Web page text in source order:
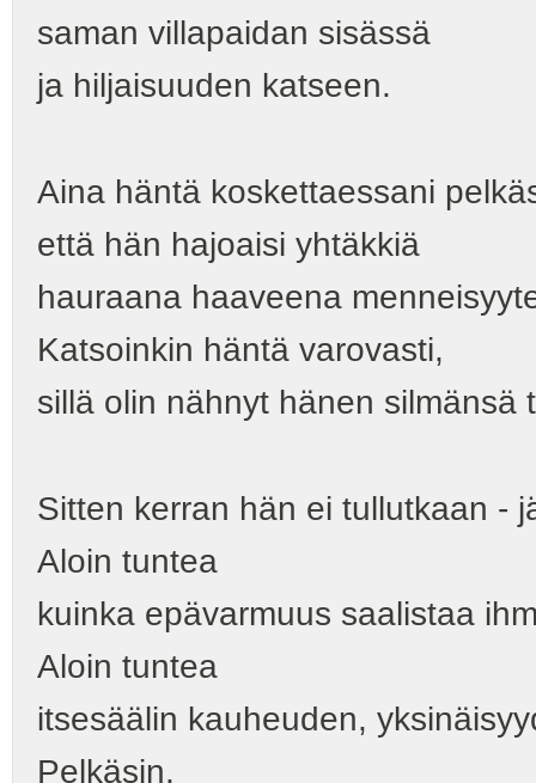
saman villapaidan sisässä
ja hiljaisuuden katseen.
Aina häntä koskettaessani
että hän hajoaisi yhtäkkiä
hauraana haaveena
Katsoinkin häntä varovasti,
sillä olin nähnyt hänen silmänsä
Sitten kerran hän ei tullutkaan ‑
Aloin tuntea
kuinka epävarmuus saalistaa
Aloin tuntea
itsesäälin kauheuden,
Pelkäsin,